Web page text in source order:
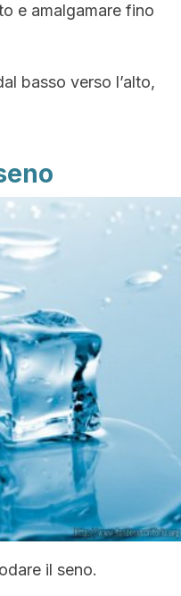
e amalgamare fino
basso verso l’alto,
il seno.